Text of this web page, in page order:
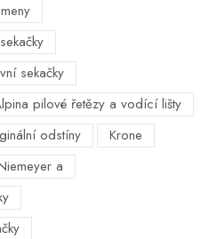
sekačky
pilové řetězy a vodící lišty
odstíny
Krone
a